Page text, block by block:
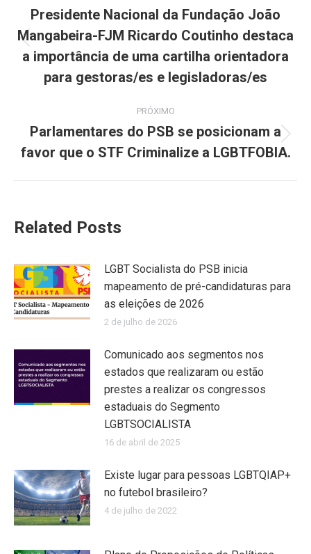
de
post:
anterior:
Presidente Nacional da Fundação João
Mangabeira-FJM Ricardo Coutinho destaca
a importância de uma cartilha orientadora
para gestoras/es e legisladoras/es
PRÓXIMO
post:
Parlamentares do PSB se posicionam a
favor que o STF Criminalize a LGBTFOBIA.
Related Posts
LGBT Socialista do PSB inicia
mapeamento de pré-candidaturas para
as eleições de 2026
2 de julho de 2026
Comunicado aos segmentos nos
estados que realizaram ou estão
prestes a realizar os congressos
estaduais do Segmento
LGBTSOCIALISTA
16 de abril de 2025
Existe lugar para pessoas LGBTQIAP+
no futebol brasileiro?
4 de julho de 2022